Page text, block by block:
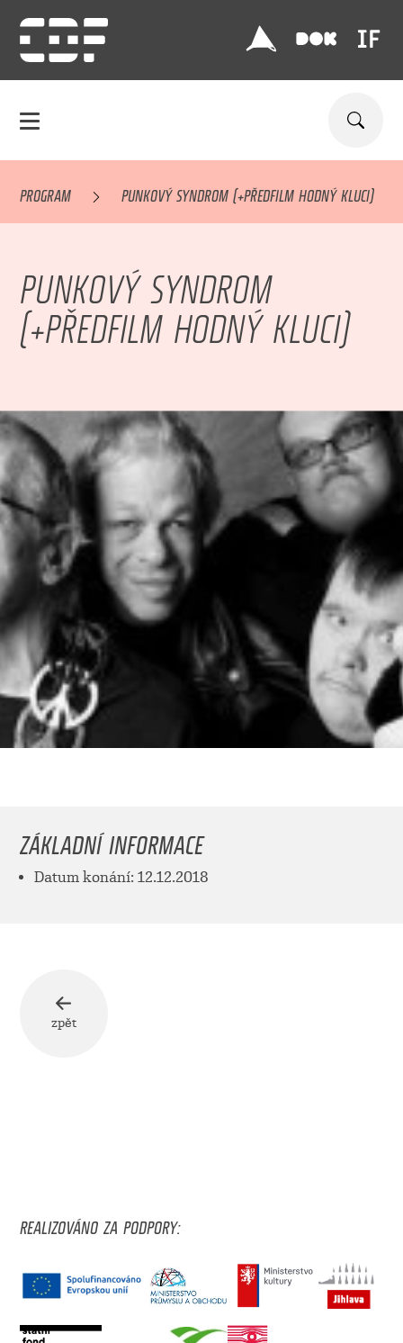
PROGRAM PUNKOVÝ SYNDROM (+PŘEDFILM HODNÝ KLUCI)
PUNKOVÝ SYNDROM
(+PŘEDFILM HODNÝ KLUCI)
ZÁKLADNÍ INFORMACE
Datum konání: 12.12.2018
zpět
REALIZOVÁNO ZA PODPORY: